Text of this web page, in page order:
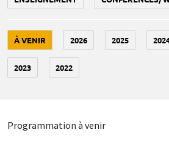
À VENIR 2026 2025
2023 2022
Programmation à venir